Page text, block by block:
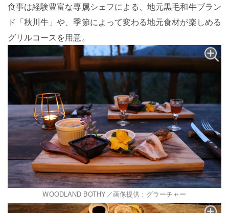
食事は経験豊富な専属シェフによる、地元黒毛和牛ブラン
ド「秋川牛」や、季節によって変わる地元食材が楽しめる
グリルコースを用意。
WOODLAND BOTHY／画像提供：グラーチャー